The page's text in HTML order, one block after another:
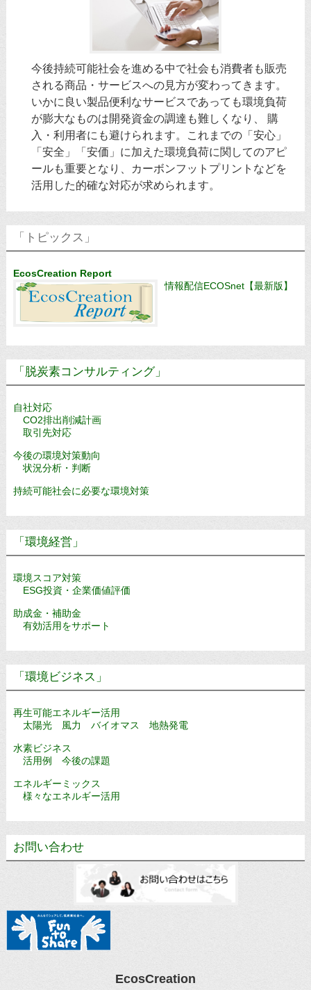
今後持続可能社会を進める中で社会も消費者も販売
される商品・サービスへの見方が変わってきます。
いかに良い製品便利なサービスであっても環境負荷
が膨大なものは開発資金の調達も難しくなり、 購
入・利用者にも避けられます。これまでの「安心」
「安全」「安価」に加えた環境負荷に関してのアピ
ールも重要となり、カーボンフットプリントなどを
活用した的確な対応が求められます。
「トピックス」
EcosCreation Report
情報配信ECOSnet【最新版】
「脱炭素コンサルティング」
自社対応
CO2排出削減計画
取引先対応
今後の環境対策動向
状況分析・判断
持続可能社会に必要な環境対策
「環境経営」
環境スコア対策
ESG投資・企業価値評価
助成金・補助金
有効活用をサポート
「環境ビジネス」
再生可能エネルギー活用
太陽光 風力 バイオマス 地熱発電
水素ビジネス
活用例 今後の課題
エネルギーミックス
様々なエネルギー活用
お問い合わせ
EcosCreation